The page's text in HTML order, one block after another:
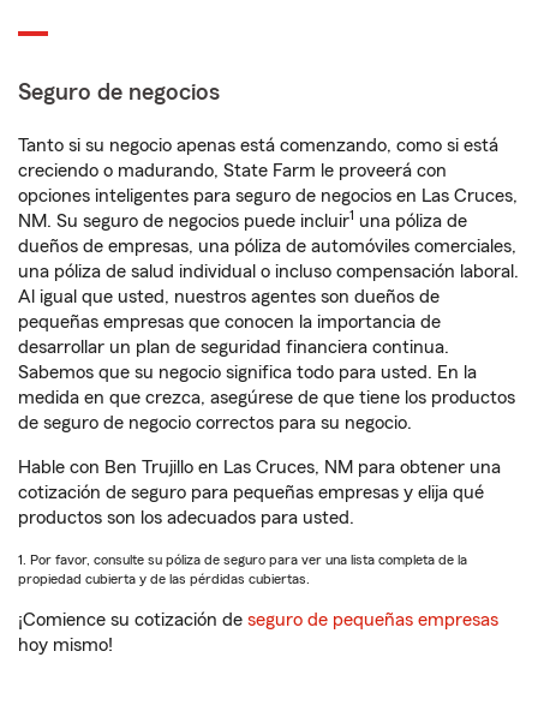
Seguro de negocios
Tanto si su negocio apenas está comenzando, como si está
creciendo o madurando, State Farm le proveerá con
opciones inteligentes para seguro de negocios en Las Cruces,
NM. Su seguro de negocios puede incluir1 una póliza de
dueños de empresas, una póliza de automóviles comerciales,
una póliza de salud individual o incluso compensación laboral.
Al igual que usted, nuestros agentes son dueños de
pequeñas empresas que conocen la importancia de
desarrollar un plan de seguridad financiera continua.
Sabemos que su negocio significa todo para usted. En la
medida en que crezca, asegúrese de que tiene los productos
de seguro de negocio correctos para su negocio.
Hable con Ben Trujillo en Las Cruces, NM para obtener una
cotización de seguro para pequeñas empresas y elija qué
productos son los adecuados para usted.
1. Por favor, consulte su póliza de seguro para ver una lista completa de la
propiedad cubierta y de las pérdidas cubiertas.
¡Comience su cotización de seguro de pequeñas empresas
hoy mismo!